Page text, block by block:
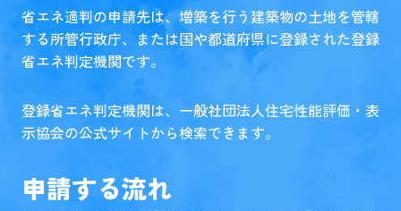
省エネ適判の申請先は、増築を行う建築物の土地を管轄
する所管行政庁、または国や都道府県に登録された登録
省エネ判定機関です。
登録省エネ判定機関は、一般社団法人住宅性能評価・表
示協会の公式サイトから検索できます。
申請する流れ